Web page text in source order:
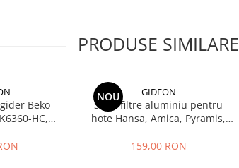
PRODUSE SIMILARE
Beko
HC,
NOU GIDEON
Set 2 filtre aluminiu pentru
hote Hansa, Amica, Pyramis,
mobila, 47.7x20.4 cm si
159,00 RON